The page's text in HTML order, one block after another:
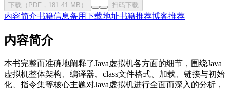
下载（PDF，181.41 MB） 扫码下载
内容简介书籍信息备用下载地址书籍推荐博客推荐
内容简介
本书完整而准确地阐释了Java虚拟机各方面的细节，围绕Java
虚拟机整体架构、编译器、class文件格式、加载、链接与初始
化、指令集等核心主题对Java虚拟机进行全面而深入的分析，